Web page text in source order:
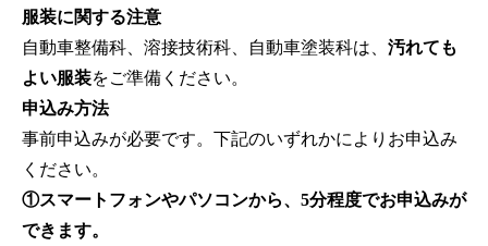
服装に関する注意
自動車整備科、溶接技術科、自動車塗装科は、 汚れても
よい服装をご準備ください。
申込み方法
事前申込みが必要です。下記のいずれかによりお申込み
ください。
①スマートフォンやパソコンから、5分程度でお申込みが
できます。